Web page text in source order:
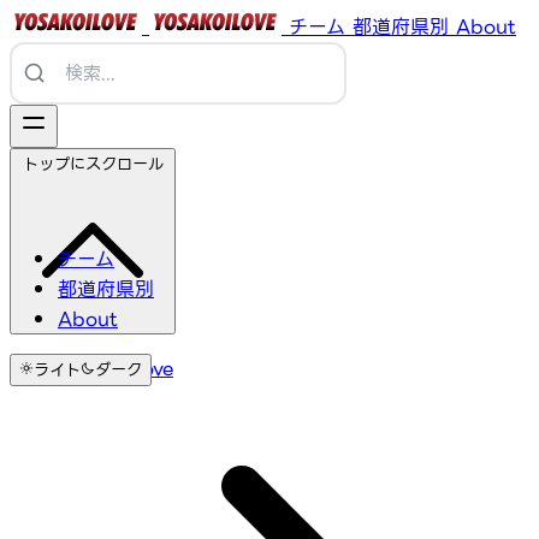
チーム 都道府県別 About
チーム
都道府県別
About
ライト ダーク
トップにスクロール
YosakoiLove